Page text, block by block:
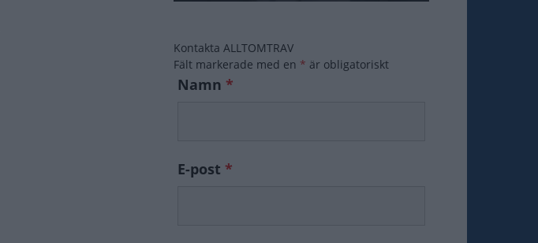
Kontakta ALLTOMTRAV
Fält markerade med en * är obligatoriskt
Namn *
E-post *